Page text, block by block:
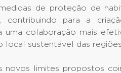
de proteção de
contribuindo para a
uma colaboração mais
sustentável das regiões
novos limites propostos